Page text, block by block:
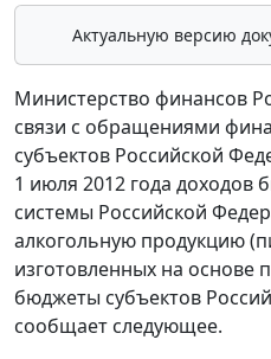
Актуальную версию
Министерство финансов
связи с обращениями
субъектов Российской
1 июля 2012 года
системы Российской
алкогольную продукцию
изготовленных на основе
бюджеты субъектов
сообщает следующее.